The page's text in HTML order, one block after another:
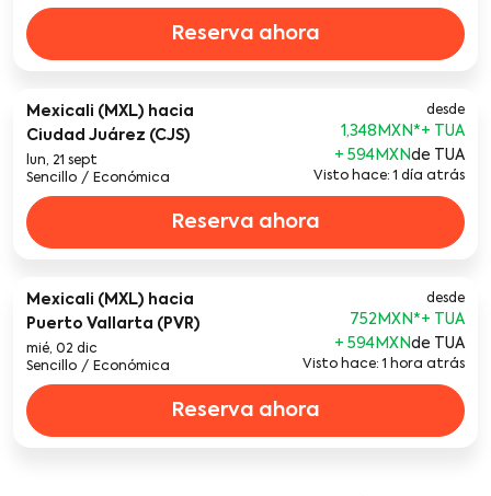
Reserva ahora
Mexicali (MXL) hacia
Ciudad Juárez (CJS)
lun, 21 sept
Sencillo / Económica
desde
1,348MXN*
+ 594MXNde TUA
Visto hace: 1 día atrás
Reserva ahora
Mexicali (MXL) hacia
Puerto Vallarta (PVR)
mié, 02 dic
Sencillo / Económica
desde
752MXN*
+ 594MXNde TUA
Visto hace: 1 hora atrás
Reserva ahora